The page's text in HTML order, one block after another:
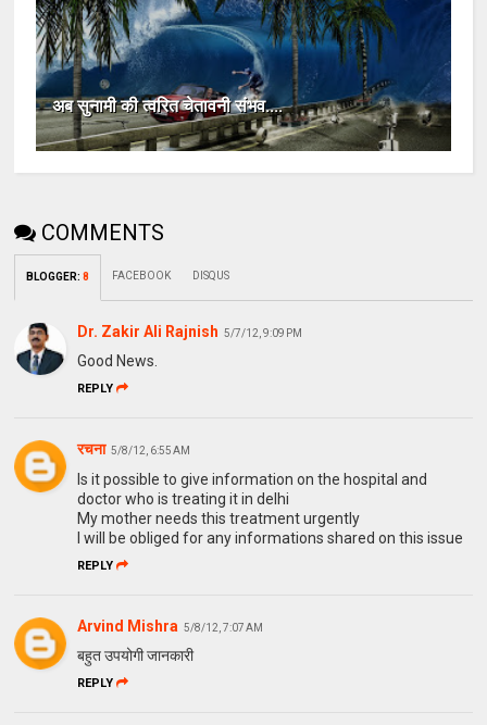
अब सुनामी की त्‍वरित चेतावनी संभव....
COMMENTS
BLOGGER:8 FACEBOOK DISQUS
Dr. Zakir Ali Rajnish 5/7/12, 9:09 PM
Good News.
REPLY
रचना 5/8/12, 6:55 AM
Is it possible to give information on the hospital and
doctor who is treating it in delhi
My mother needs this treatment urgently
I will be obliged for any informations shared on this issue
REPLY
Arvind Mishra 5/8/12, 7:07 AM
बहुत उपयोगी जानकारी
REPLY